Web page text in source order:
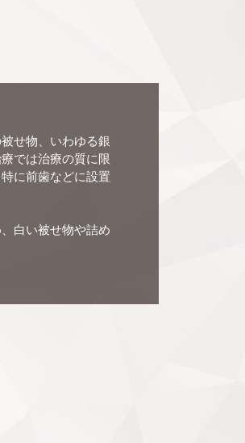
せ物、いわゆる銀
では治療の質に限
に前歯などに設置
白い被せ物や詰め